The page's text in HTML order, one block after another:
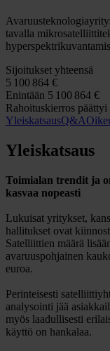
tavalla
Sijoitukset yhteensä
5 100 864 €
Enintään 5 100 864 €
Rahoituskierros
YleiskatsausQ&A
Yleiskatsaus
Toimialan trendit ja
kasvaa nopeasti
Lukuisat yritykset,
hallitukset ovat
Satelliittien määrä
avaruuspohjainen
euroa.
Perinteisesti
analysointi jää
myös laadullisesti
käyttö on hankalaa.